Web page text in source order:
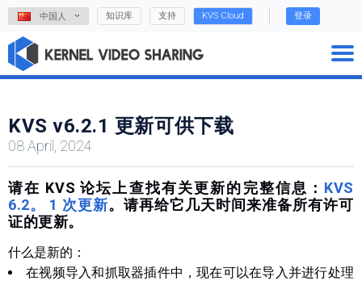
中国人 知识库 支持 KVS Cloud 登录
KVS v6.2.1 更新可供下载
08 April, 2024
请在 KVS 论坛上查找有关更新的完整信息： KVS
6.2。 1 次更新。请再给它几天时间来准备所有许可
证的更新。
什么是新的：
在视频导入和抓取器插件中，现在可以在导入并进行处理